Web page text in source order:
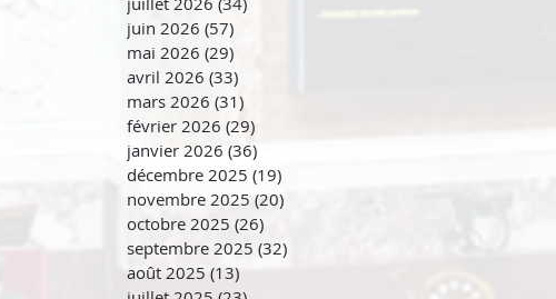
juin 2026 (57)
mai 2026 (29)
avril 2026 (33)
mars 2026 (31)
février 2026 (29)
janvier 2026 (36)
décembre 2025 (19)
novembre 2025 (20)
octobre 2025 (26)
septembre 2025 (32)
août 2025 (13)